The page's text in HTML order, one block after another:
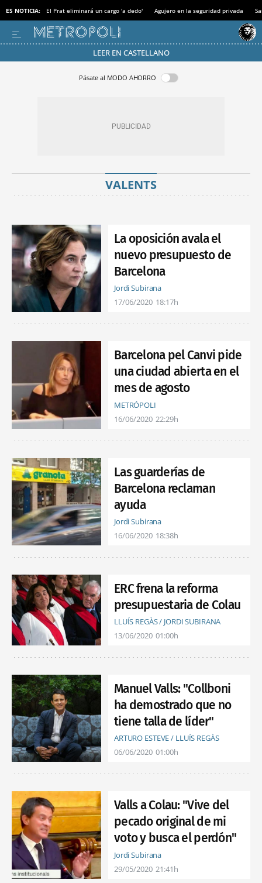
ES NOTICIA: El Prat eliminará un cargo 'a dedo' Agujero en la seguridad privada
LEER EN CASTELLANO
Pásate al MODO AHORRO
VALENTS
La oposición avala el
nuevo presupuesto de
Barcelona
Jordi Subirana
17/06/2020 18:17h
Barcelona pel Canvi pide
una ciudad abierta en el
mes de agosto
METRÓPOLI
16/06/2020 22:29h
Las guarderías de
Barcelona reclaman
ayuda
Jordi Subirana
16/06/2020 18:38h
ERC frena la reforma
presupuestaria de Colau
LLUÍS REGÀS / JORDI SUBIRANA
13/06/2020 01:00h
Manuel Valls: "Collboni
ha demostrado que no
tiene talla de líder"
ARTURO ESTEVE / LLUÍS REGÀS
06/06/2020 01:00h
Valls a Colau: "Vive del
pecado original de mi
voto y busca el perdón"
Jordi Subirana
29/05/2020 21:41h